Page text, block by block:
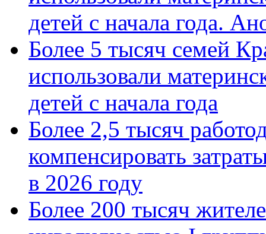
детей с начала года.
Более 5 тысяч семей
использовали
детей с начала года
Более 2,5 тысяч
компенсировать
в 2026 году
Более 200 тысяч